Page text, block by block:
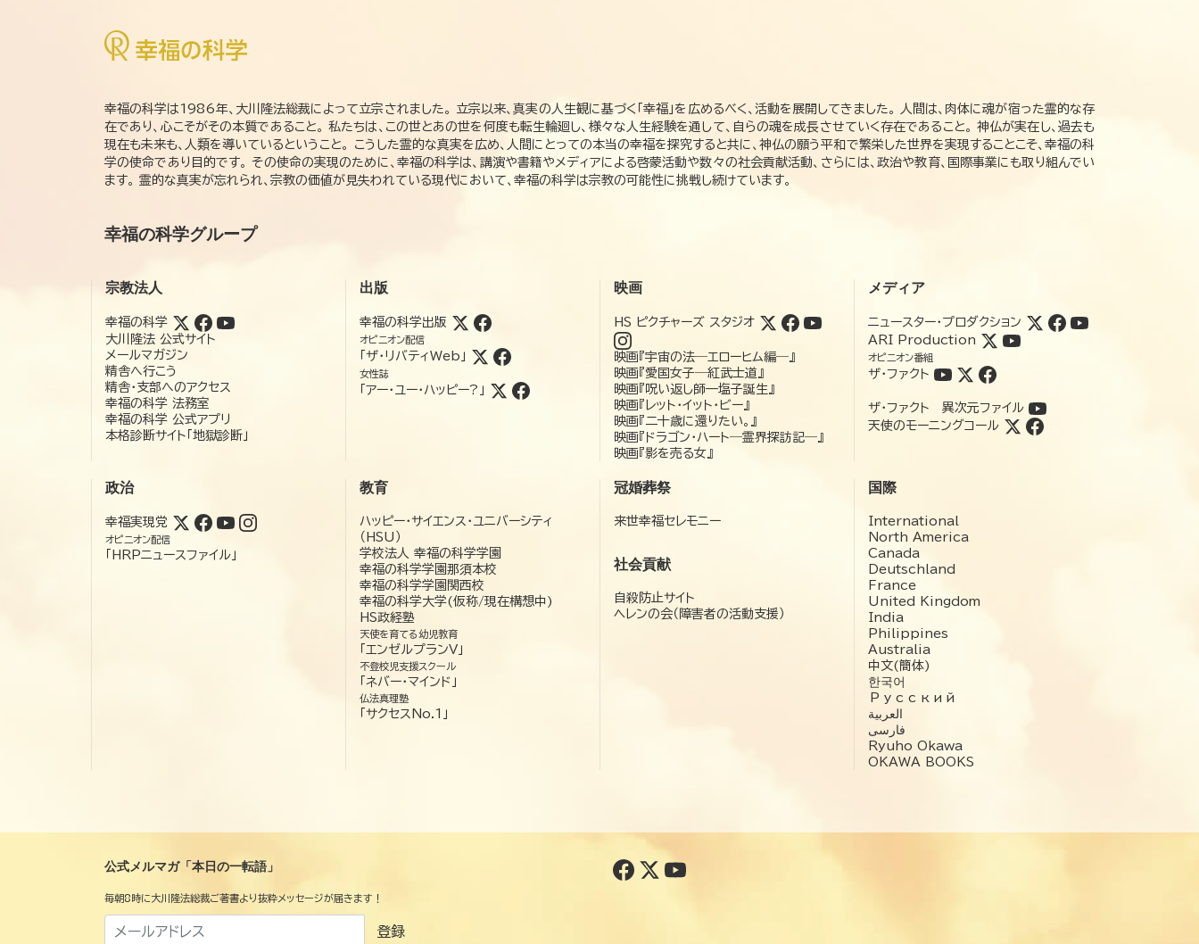
幸福の科学は1986年、大川隆法総裁によって立宗されました。 立宗以来、真実の人生観に基づく「幸福」を広めるべく、活動を展開してきました。 人間は、肉体に魂が宿った霊的な存
在であり、心こそがその本質であること。 私たちは、この世とあの世を何度も転生輪廻し、様々な人生経験を通して、自らの魂を成長させていく存在であること。 神仏が実在し、過去も
現在も未来も、人類を導いているということ。 こうした霊的な真実を広め、人間にとっての本当の幸福を探究すると共に、神仏の願う平和で繁栄した世界を実現することこそ、幸福の科
学の使命であり目的です。 その使命の実現のために、幸福の科学は、講演や書籍やメディアによる啓蒙活動や数々の社会貢献活動、さらには、政治や教育、国際事業にも取り組んでい
ます。 霊的な真実が忘れられ、宗教の価値が見失われている現代において、幸福の科学は宗教の可能性に挑戦し続けています。
幸福の科学グループ
宗教法人
幸福の科学
大川隆法 公式サイト
メールマガジン
精舎へ行こう
精舎・支部へのアクセス
幸福の科学 法務室
幸福の科学 公式アプリ
本格診断サイト「地獄診断」
出版
幸福の科学出版
オピニオン配信
「ザ・リバティWeb」
女性誌
「アー・ユー・ハッピー?」
映画
HS ピクチャーズ スタジオ
映画『宇宙の法―エローヒム編―』
映画『愛国女子―紅武士道』
映画『呪い返し師—塩子誕生』
映画『レット・イット・ビー』
映画『二十歳に還りたい。』
映画『ドラゴン・ハート―霊界探訪記―』
映画『影を売る女』
メディア
ニュースター・プロダクション
ARI Production
オピニオン番組
ザ・ファクト
ザ・ファクト 異次元ファイル
天使のモーニングコール
政治
幸福実現党
オピニオン配信
「HRPニュースファイル」
教育
ハッピー・サイエンス・ユニバーシティ
（HSU）
学校法人 幸福の科学学園
幸福の科学学園那須本校
幸福の科学学園関西校
幸福の科学大学(仮称/現在構想中)
HS政経塾
天使を育てる幼児教育
「エンゼルプランV」
不登校児支援スクール
「ネバー・マインド」
仏法真理塾
「サクセスNo.1」
冠婚葬祭
来世幸福セレモニー
社会貢献
自殺防止サイト
ヘレンの会（障害者の活動支援）
国際
International
North America
Canada
Deutschland
France
United Kingdom
India
Philippines
Australia
中文(簡体)
한국어
Русский
العربية‏
فارسی
Ryuho Okawa
OKAWA BOOKS
公式メルマガ「本日の一転語」
毎朝8時に大川隆法総裁ご著書より抜粋メッセージが届きます！
登録